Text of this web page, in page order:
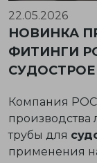
22.05.2026
НОВИНКА
ФИТИНГИ
Компания
производства
трубы для
применения